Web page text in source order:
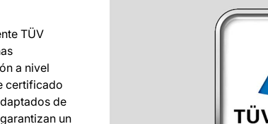
TÜV
a nivel
certificado
de
un